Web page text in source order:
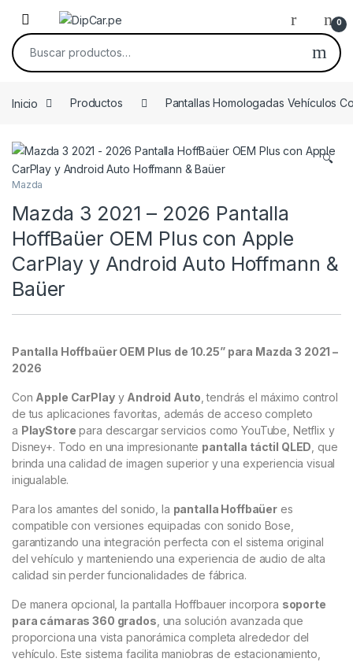
Skip to navigation
Skip to content
0
Buscar por:
Inicio Productos Pantallas Homologadas Vehículos
🔍
Mazda
Mazda 3 2021 – 2026 Pantalla
HoffBaüer OEM Plus con Apple
CarPlay y Android Auto Hoffmann &
Baüer
Pantalla Hoffbaüer OEM Plus de 10.25” para Mazda 3 2021 –
2026
Con Apple CarPlayy Android Auto , tendrás el máximo control
de tus aplicaciones favoritas, además de acceso completo
a PlayStore para descargar servicios como YouTube, Netflix y
Disney+. Todo en una impresionante pantalla táctil QLED , que
brinda una calidad de imagen superior y una experiencia visual
inigualable.
Para los amantes del sonido, la pantalla Hoffbaüer es
compatible con versiones equipadas con sonido Bose,
garantizando una integración perfecta con el sistema original
del vehículo y manteniendo una experiencia de audio de alta
calidad sin perder funcionalidades de fábrica.
De manera opcional, la pantalla Hoffbauer incorpora soporte
para cámaras 360 grados , una solución avanzada que
proporciona una vista panorámica completa alrededor del
vehículo. Este sistema facilita maniobras de estacionamiento,